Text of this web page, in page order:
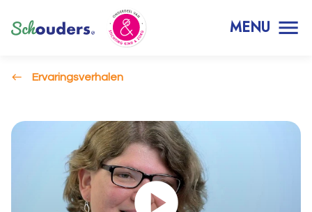
MENU
Ervaringsverhalen